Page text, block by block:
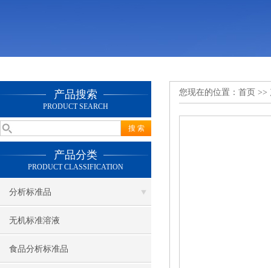
产品搜索
PRODUCT SEARCH
产品分类
PRODUCT CLASSIFICATION
分析标准品
无机标准溶液
食品分析标准品
您现在的位置： 首页 >>